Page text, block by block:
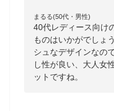
まるる(50代・男性)
40代レディース向け
ものはいかがでしょ
シュなデザインなの
し性が良い、大人女
ットですね。